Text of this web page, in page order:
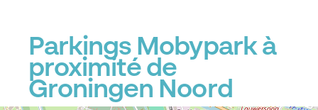
Parkings Mobypark à
proximité de
Groningen Noord